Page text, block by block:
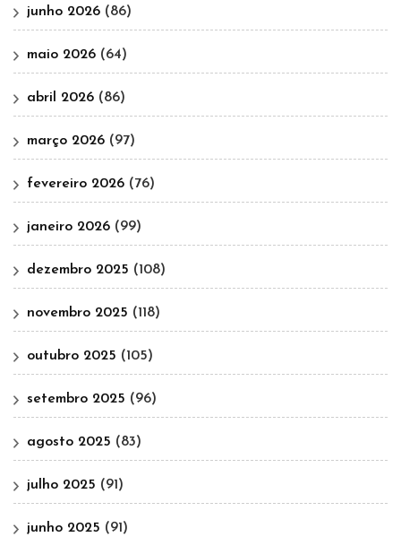
junho 2026 (86)
maio 2026 (64)
abril 2026 (86)
março 2026 (97)
fevereiro 2026 (76)
janeiro 2026 (99)
dezembro 2025 (108)
novembro 2025 (118)
outubro 2025 (105)
setembro 2025 (96)
agosto 2025 (83)
julho 2025 (91)
junho 2025 (91)